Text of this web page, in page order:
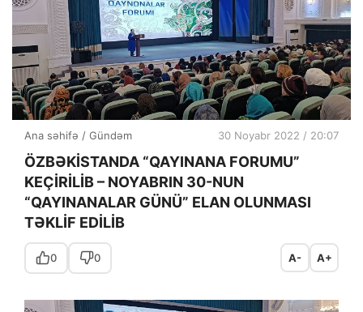
Ana səhifə / Gündəm 30 Noyabr 2022 / 20:07
ÖZBƏKİSTANDA “QAYINANA FORUMU”
KEÇİRİLİB – NOYABRIN 30-NUN
“QAYINANALAR GÜNÜ” ELAN OLUNMASI
TƏKLİF EDİLİB
0 0 A- A+